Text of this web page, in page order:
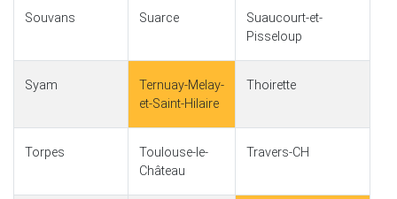
Souvans Suarce
Suaucourt-et-
Pisseloup
Syam
Ternuay-Melay-
et-Saint-Hilaire
Thoirette
Torpes
Toulouse-le-
Château
Travers-CH